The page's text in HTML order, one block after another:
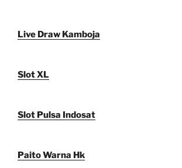
Live Draw Kamboja
Slot XL
Slot Pulsa Indosat
Paito Warna Hk